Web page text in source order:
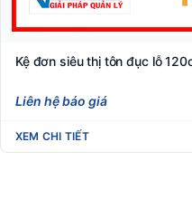
Kệ đơn siêu thị tôn đục lỗ
Liên hệ báo giá
XEM CHI TIẾT